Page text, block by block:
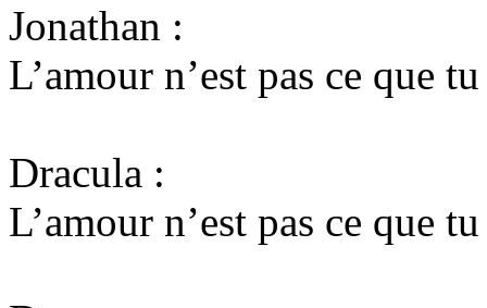
Jonathan :
L’amour n’est pas ce que
Dracula :
L’amour n’est pas ce que